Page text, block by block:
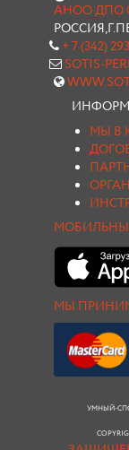
АНОО ДПО
+ 7 (342)
SOTIS-
МЫ В
МЫ
УМНЫЙ-